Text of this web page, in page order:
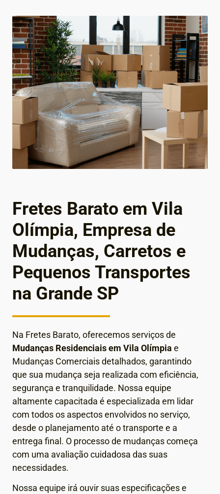
Fretes Barato em Vila
Olímpia, Empresa de
Mudanças, Carretos e
Pequenos Transportes
na Grande SP
Na Fretes Barato, oferecemos serviços de
Mudanças Residenciais em Vila Olímpia e
Mudanças Comerciais detalhados, garantindo
que sua mudança seja realizada com eficiência,
segurança e tranquilidade. Nossa equipe
altamente capacitada é especializada em lidar
com todos os aspectos envolvidos no serviço,
desde o planejamento até o transporte e a
entrega final. O processo de mudanças começa
com uma avaliação cuidadosa das suas
necessidades.
Nossa equipe irá ouvir suas especificações e